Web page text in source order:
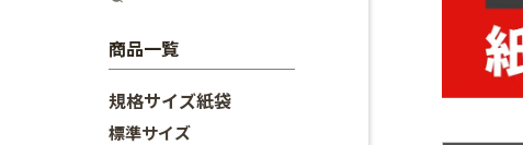
商品一覧
規格サイズ紙袋
標準サイズ